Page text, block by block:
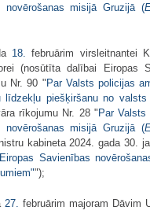
novērošanas misijā Gruzijā (
18.
februārim virsleitnantei
(nosūtīta dalībai Eiropas
Nr. 90 "Par Valsts policijas
piešķiršanu no valsts
rīkojumu Nr. 28 "Par
novērošanas misijā Gruzijā (
kabineta 2024. gada 30.
Savienības
");
27. februārim majoram Dāvim